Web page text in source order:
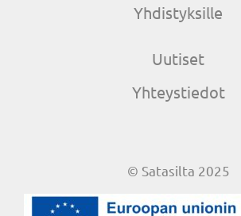
Yhdistyksille
Uutiset
Yhteystiedot
© Satasilta 2025